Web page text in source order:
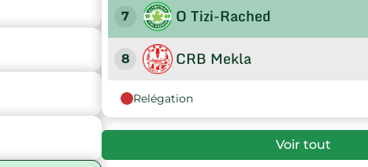
7 O Tizi-Rached
8 CRB Mekla
9 US Djemaa-Saharidj
Relégation
Voir tout